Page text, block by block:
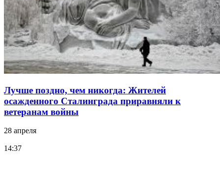
Лучше поздно, чем никогда: Жителей
осажденного Сталинграда приравняли к
ветеранам войны
28 апреля
14:37